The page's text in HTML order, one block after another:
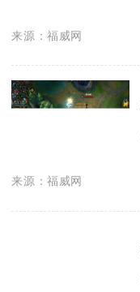
来源：福威网
来源：福威网